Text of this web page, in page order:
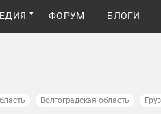
ФОРУМ БЛОГИ
Волгоградская область